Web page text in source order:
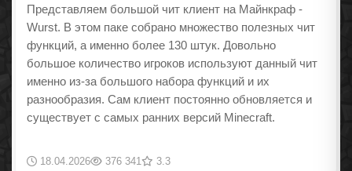
Представляем большой чит клиент на Майнкраф -
Wurst. В этом паке собрано множество полезных чит
функций, а именно более 130 штук. Довольно
большое количество игроков используют данный чит
именно из-за большого набора функций и их
разнообразия. Сам клиент постоянно обновляется и
существует с самых ранних версий Minecraft.
18.04.2026 376 341 3.3